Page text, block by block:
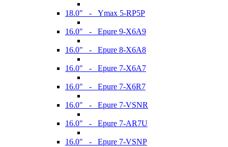
18.0" - Ymax 5-RP5P
16.0" - Epure 9-X6A9
16.0" - Epure 8-X6A8
16.0" - Epure 7-X6A7
16.0" - Epure 7-X6R7
16.0" - Epure 7-VSNR
16.0" - Epure 7-AR7U
16.0" - Epure 7-VSNP